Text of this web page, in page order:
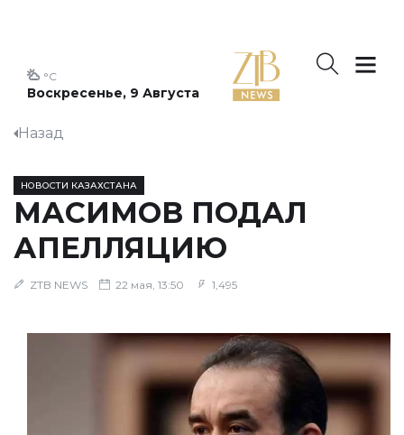
Воскресенье, 9 Августа
°C
Назад
НОВОСТИ КАЗАХСТАНА
МАСИМОВ ПОДАЛ
АПЕЛЛЯЦИЮ
ZTB NEWS 22 мая, 13:50 1,495